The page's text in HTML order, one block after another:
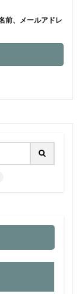
前、メールアドレ